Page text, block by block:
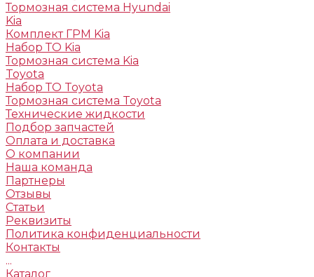
Тормозная система Hyundai
Kia
Комплект ГРМ Kia
Набор ТО Kia
Тормозная система Kia
Toyota
Набор ТО Toyota
Тормозная система Toyota
Технические жидкости
Подбор запчастей
Оплата и доставка
О компании
Наша команда
Партнеры
Отзывы
Статьи
Реквизиты
Политика конфиденциальности
Контакты
...
Каталог